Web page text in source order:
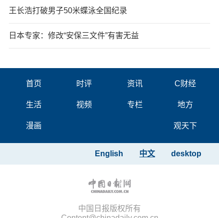
王长浩打破男子50米蝶泳全国纪录
日本专家：修改“安保三文件”有害无益
首页 时评 资讯 C财经
生活 视频 专栏 地方
漫画 观天下
desktop
中文
English
中国日报版权所有